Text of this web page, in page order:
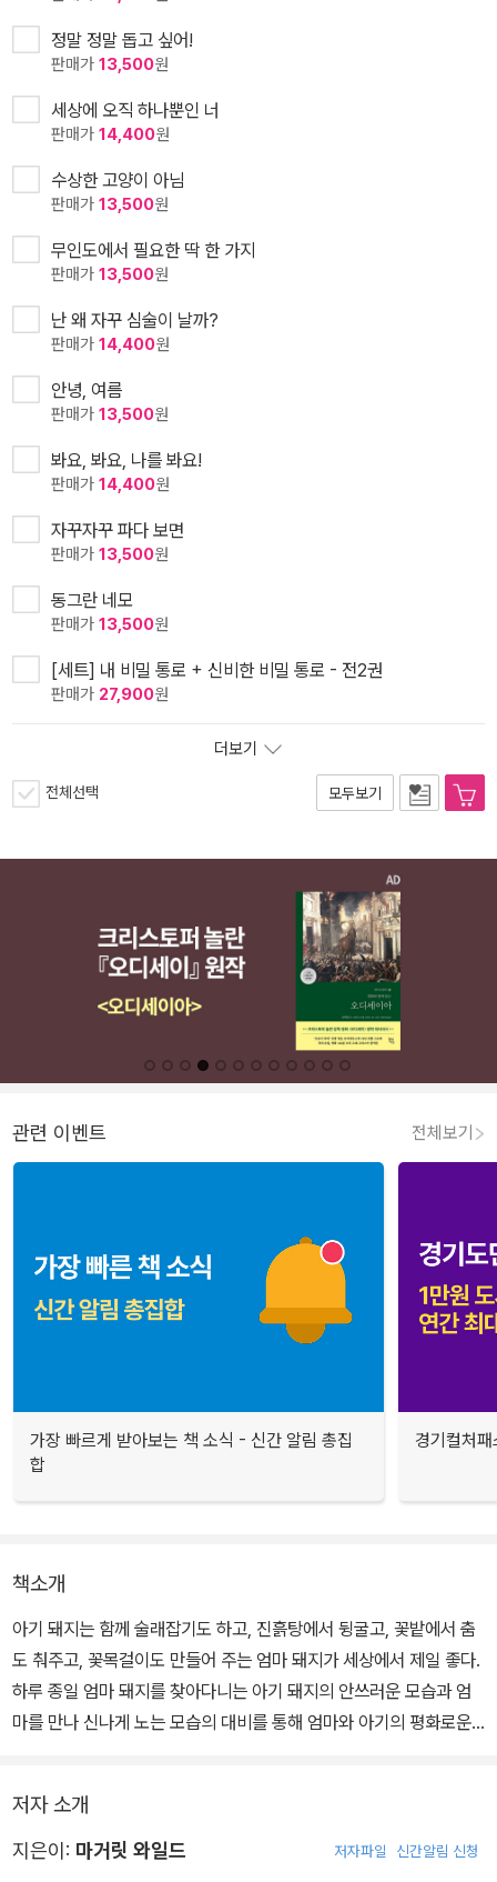
정말 정말 돕고 싶어!
판매가 13,500원
세상에 오직 하나뿐인 너
판매가 14,400원
수상한 고양이 아님
판매가 13,500원
무인도에서 필요한 딱 한 가지
판매가 13,500원
난 왜 자꾸 심술이 날까?
판매가 14,400원
안녕, 여름
판매가 13,500원
봐요, 봐요, 나를 봐요!
판매가 14,400원
자꾸자꾸 파다 보면
판매가 13,500원
동그란 네모
판매가 13,500원
[세트] 내 비밀 통로 + 신비한 비밀 통로 - 전2권
판매가 27,900원
더보기
전체선택 모두보기
관련 이벤트 전체보기
가장 빠르게 받아보는 책 소식 - 신간 알림 총집
합
경기컬처
책소개
아기 돼지는 함께 술래잡기도 하고, 진흙탕에서 뒹굴고, 꽃밭에서 춤
도 춰주고, 꽃목걸이도 만들어 주는 엄마 돼지가 세상에서 제일 좋다.
하루 종일 엄마 돼지를 찾아다니는 아기 돼지의 안쓰러운 모습과 엄
마를 만나 신나게 노는 모습의 대비를 통해 엄마와 아기의 평화로운
파스텔 톤의 부드럽고 따뜻한 색감으로 그려진 수채화는 분홍색 아기
돼지의 여정과 엄마와의 즐거운 한 때를 더욱 사랑스럽게 보여준다.
저자 소개
지은이: 마거릿 와일드 저자파일 신간알림 신청